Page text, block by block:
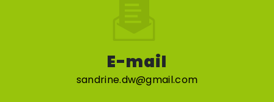
E-mail
sandrine.dw@gmail.com